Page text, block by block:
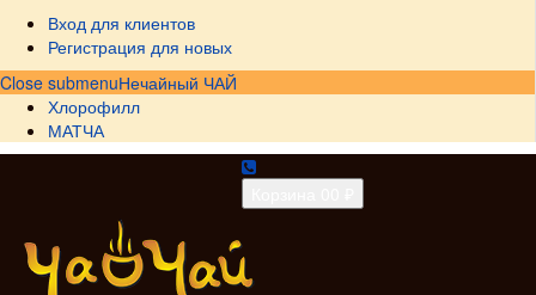
Вход для клиентов
Регистрация для новых
Close submenuНечайный ЧАЙ
Хлорофилл
МАТЧА